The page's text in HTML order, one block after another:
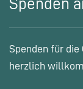
Spenden
Spenden für die
herzlich